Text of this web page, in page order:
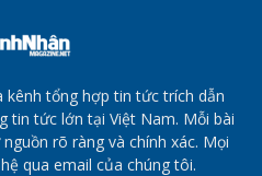
kênh tổng hợp tin tức trích dẫn
tin tức lớn tại Việt Nam. Mỗi bài
rõ ràng và chính xác. Mọi
qua email của chúng tôi.